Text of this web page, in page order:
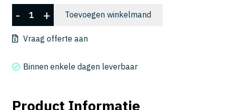
CES
2084
- + Toevoegen winkelmand
Vraag offerte aan
Binnen enkele dagen leverbaar
Product Informatie